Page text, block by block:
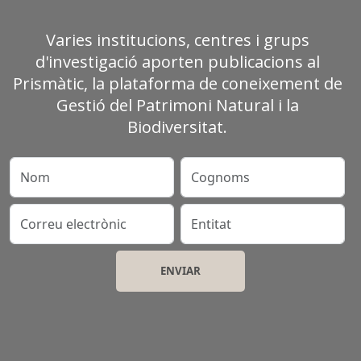
Varies institucions, centres i grups
d'investigació aporten publicacions al
Prismàtic, la plataforma de coneixement de
Gestió del Patrimoni Natural i la
Biodiversitat.
Nom Cognoms
Correu electrònic Entitat